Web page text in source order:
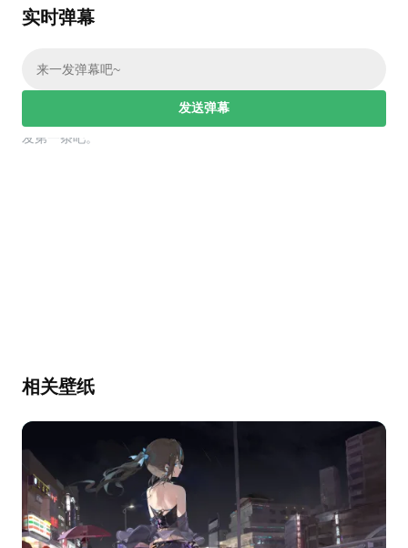
实时弹幕
发送弹幕
，发第一条吧。
相关壁纸